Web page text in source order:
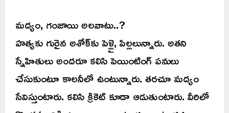
మద్యం, గంజాయి అలవాటు..?
హత్యకు గురైన అశోక్‌కు పెళ్లై, పిల్లలున్నారు. అతని
స్నేహితులు అందరూ కలిసి పెయింటింగ్‌ పనులు
చేసుకుంటూ కాలనీలో ఉంటున్నారు. తరచూ మద్యం
సేవిస్తుంటారు. కలిసి క్రికెట్‌ కూడా ఆడుతుంటారు. వీరిలో